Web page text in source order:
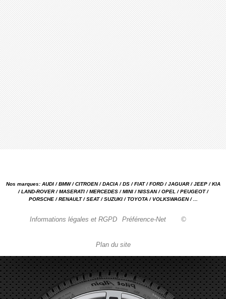
Nos marques: AUDI / BMW / CITROEN / DACIA / DS / FIAT / FORD / JAGUAR / JEEP / KIA
/ LAND-ROVER / MASERATI / MERCEDES / MINI / NISSAN / OPEL / PEUGEOT /
PORSCHE / RENAULT / SEAT / SUZUKI / TOYOTA / VOLKSWAGEN / ...
Informations légales et RGPD Préférence-Net ©
Plan du site
Garage automobile Reparation, entretien, carrosserie, concessionnaire Loire 42